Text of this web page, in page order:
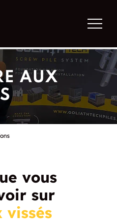
AUX
vous
sur
vissés